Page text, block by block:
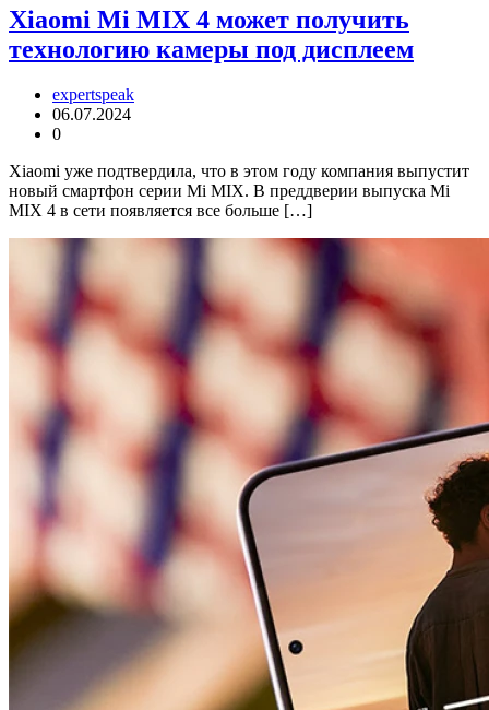
Xiaomi Mi MIX 4 может получить
технологию камеры под дисплеем
expertspeak
06.07.2024
0
Xiaomi уже подтвердила, что в этом году компания выпустит
новый смартфон серии Mi MIX. В преддверии выпуска Mi
MIX 4 в сети появляется все больше […]